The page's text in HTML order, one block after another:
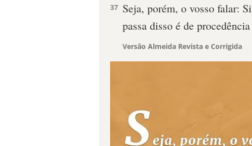
37 Seja, porém, o vosso falar:
passa disso é de
Versão Almeida Revista e Corrigida